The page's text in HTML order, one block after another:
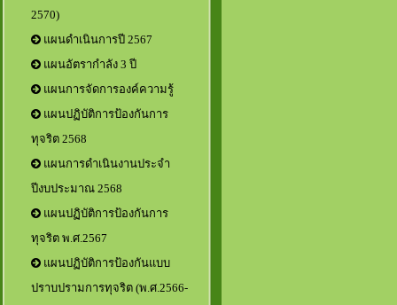
2570)
แผนดำเนินการปี 2567
แผนอัตรากำลัง 3 ปี
แผนการจัดการองค์ความรู้
แผนปฏิบัติการป้องกันการ
ทุจริต 2568
แผนการดำเนินงานประจำ
ปีงบประมาณ 2568
แผนปฏิบัติการป้องกันการ
ทุจริต พ.ศ.2567
แผนปฏิบัติการป้องกันแบบ
ปราบปรามการทุจริต (พ.ศ.2566-